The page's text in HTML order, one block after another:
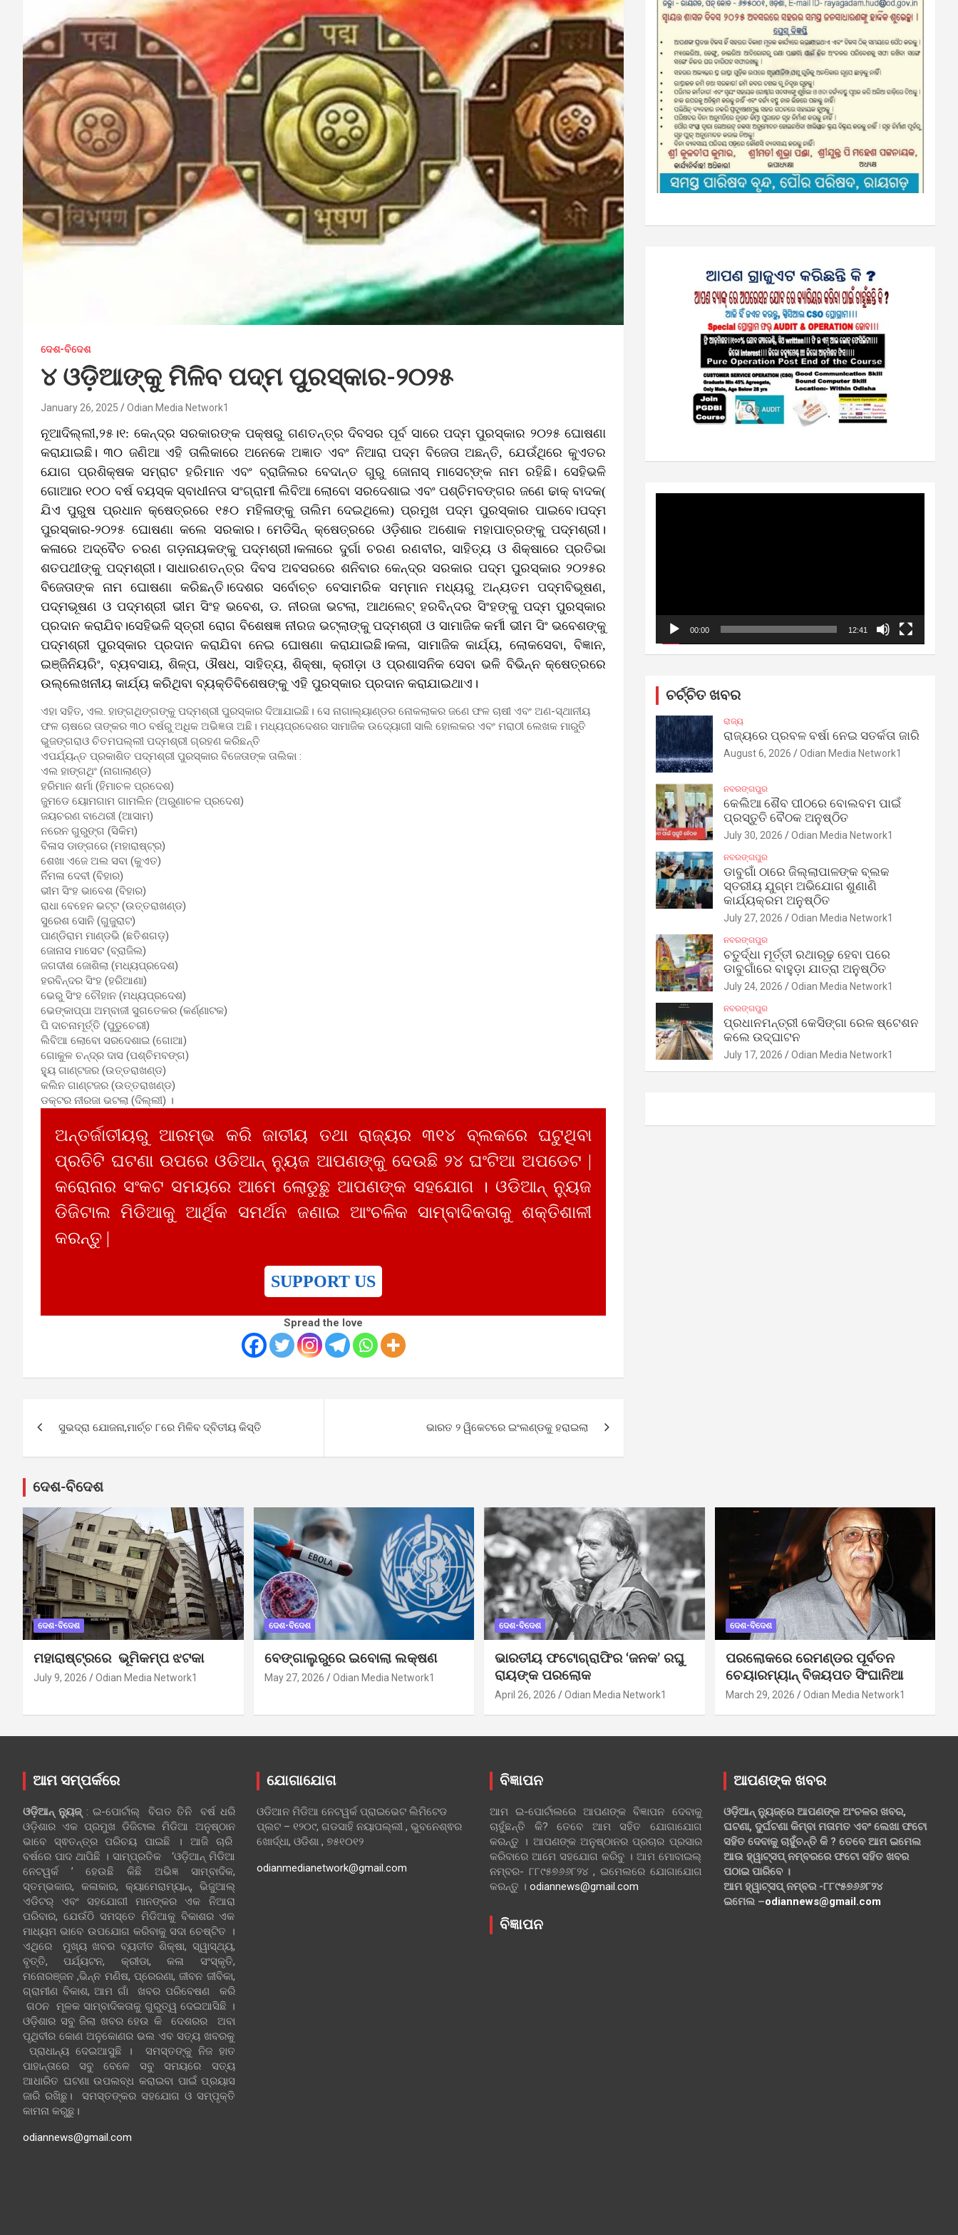
ଦେଶ-ବିଦେଶ
୪ ଓଡ଼ିଆଙ୍କୁ ମିଳିବ ପଦ୍ମ ପୁରସ୍କାର-୨୦୨୫
January 26, 2025 Odian Media Network1
ନୂଆଦିଲ୍ଲୀ,୨୫।୧: କେନ୍ଦ୍ର ସରକାରଙ୍କ ପକ୍ଷରୁ ଗଣତନ୍ତ୍ର ଦିବସର ପୂର୍ବ ସାରେ ପଦ୍ମ ପୁରସ୍କାର ୨୦୨୫ ଘୋଷଣା
କରାଯାଇଛି। ୩୦ ଜଣିଆ ଏହି ତାଲିକାରେ ଅନେକେ ଅଜ୍ଞାତ ଏବଂ ନିଆରା ପଦ୍ମ ବିଜେତା ଅଛନ୍ତି, ଯେଉଁଥିରେ କୁଏତର
ଯୋଗ ପ୍ରଶିକ୍ଷକ ସମ୍ରାଟ ହରିମାନ ଏବଂ ବ୍ରାଜିଲର ବେଦାନ୍ତ ଗୁରୁ ଜୋନାସ୍‌ ମାସେଟ୍‌ଙ୍କ ନାମ ରହିଛି। ସେହିଭଳି
ଗୋଆର ୧୦୦ ବର୍ଷ ବୟସ୍କ ସ୍ବାଧୀନତା ସଂଗ୍ରାମୀ ଲିବିଆ ଲୋବୋ ସରଦେଶାଇ ଏବଂ ପଶ୍ଚିମବଙ୍ଗର ଜଣେ ଢାକ୍‌ ବାଦକ(
ଯିଏ ପୁରୁଷ ପ୍ରଧାନ କ୍ଷେତ୍ରରେ ୧୫୦ ମହିଳାଙ୍କୁ ତାଲିମ ଦେଇଥିଲେ) ପ୍ରମୁଖ ପଦ୍ମ ପୁରସ୍କାର ପାଇବେ।ପଦ୍ମ
ପୁରସ୍କାର-୨୦୨୫ ଘୋଷଣା କଲେ ସରକାର। ମେଡିସିନ୍‌ କ୍ଷେତ୍ରରେ ଓଡ଼ିଶାର ଅଶୋକ ମହାପାତ୍ରଙ୍କୁ ପଦ୍ମଶ୍ରୀ।
କଳାରେ ଅଦ୍ବୈତ ଚରଣ ଗଡ଼ନାୟକଙ୍କୁ ପଦ୍ମଶ୍ରୀ।କଳାରେ ଦୁର୍ଗା ଚରଣ ରଣବୀର, ସାହିତ୍ୟ ଓ ଶିକ୍ଷାରେ ପ୍ରତିଭା
ଶତପଥୀଙ୍କୁ ପଦ୍ମଶ୍ରୀ। ସାଧାରଣତନ୍ତ୍ର ଦିବସ ଅବସରରେ ଶନିବାର କେନ୍ଦ୍ର ସରକାର ପଦ୍ମ ପୁରସ୍କାର ୨୦୨୫ର
ବିଜେତାଙ୍କ ନାମ ଘୋଷଣା କରିଛନ୍ତି।ଦେଶର ସର୍ବୋଚ୍ଚ ବେସାମରିକ ସମ୍ମାନ ମଧ୍ୟରୁ ଅନ୍ୟତମ ପଦ୍ମବିଭୂଷଣ,
ପଦ୍ମଭୂଷଣ ଓ ପଦ୍ମଶ୍ରୀ ଭୀମ ସିଂହ ଭବେଶ, ଡ. ନୀରଜା ଭଟଲା, ଆଥଲେଟ୍ ହରବିନ୍ଦର ସିଂହଙ୍କୁ ପଦ୍ମ ପୁରସ୍କାର
ପ୍ରଦାନ କରାଯିବ।ସେହିଭଳି ସ୍ତ୍ରୀ ରୋଗ ବିଶେଷଜ୍ଞ ନୀରଜ ଭଟ୍‌ଲାଙ୍କୁ ପଦ୍ମଶ୍ରୀ ଓ ସାମାଜିକ କର୍ମୀ ଭୀମ ସିଂ ଭବେଶଙ୍କୁ
ପଦ୍ମଶ୍ରୀ ପୁରସ୍କାର ପ୍ରଦାନ କରାଯିବା ନେଇ ଘୋଷଣା କରାଯାଇଛି।କଳା, ସାମାଜିକ କାର୍ଯ୍ୟ, ଲୋକସେବା, ବିଜ୍ଞାନ,
ଇଞ୍ଜିନିୟରିଂ, ବ୍ୟବସାୟ, ଶିଳ୍ପ, ଔଷଧ, ସାହିତ୍ୟ, ଶିକ୍ଷା, କ୍ରୀଡ଼ା ଓ ପ୍ରଶାସନିକ ସେବା ଭଳି ବିଭିନ୍ନ କ୍ଷେତ୍ରରେ
ଉଲ୍ଲେଖନୀୟ କାର୍ଯ୍ୟ କରିଥିବା ବ୍ୟକ୍ତିବିଶେଷଙ୍କୁ ଏହି ପୁରସ୍କାର ପ୍ରଦାନ କରାଯାଇଥାଏ।
ଏହା ସହିତ, ଏଲ. ହାଙ୍ଗଥିଙ୍ଗଙ୍କୁ ପଦ୍ମଶ୍ରୀ ପୁରସ୍କାର ଦିଆଯାଇଛି। ସେ ନାଗାଲ୍ୟାଣ୍ଡର ନୋକଲାକର ଜଣେ ଫଳ ଚାଷୀ ଏବଂ ଅଣ-ସ୍ଥାନୀୟ
ଫଳ ଚାଷରେ ତାଙ୍କର ୩୦ ବର୍ଷରୁ ଅଧିକ ଅଭିଜ୍ଞତା ଅଛି। ମଧ୍ୟପ୍ରଦେଶର ସାମାଜିକ ଉଦ୍ୟୋଗୀ ସାଲି ହୋଲକର ଏବଂ ମରାଠୀ ଲେଖକ ମାରୁତି
ଭୁଜଙ୍ଗରାଓ ଚିତମପଲ୍ଲୀ ପଦ୍ମଶ୍ରୀ ଗ୍ରହଣ କରିଛନ୍ତି
ଏପର୍ଯ୍ୟନ୍ତ ପ୍ରକାଶିତ ପଦ୍ମଶ୍ରୀ ପୁରସ୍କାର ବିଜେତାଙ୍କ ତାଲିକା :
ଏଲ ହାଙ୍ଗଥିଂ (ନାଗାଲାଣ୍ଡ)
ହରିମାନ ଶର୍ମା (ହିମାଚଳ ପ୍ରଦେଶ)
ଜୁମଡେ ୟୋମଗାମ ଗାମଲିନ (ଅରୁଣାଚଳ ପ୍ରଦେଶ)
ଜୟଚରଣ ବାଥେରୀ (ଆସାମ)
ନରେନ ଗୁରୁଙ୍ଗ (ସିକିମ)
ବିଳାସ ଡାଙ୍ଗରେ (ମହାରାଷ୍ଟ୍ର)
ଶେଖା ଏଜେ ଅଲ ସବା (କୁଏତ)
ର୍ନିମଳା ଦେବୀ (ବିହାର)
ଭୀମ ସିଂହ ଭାବେଶ (ବିହାର)
ରାଧା ବେହେନ ଭଟ୍ଟ (ଉତ୍ତରାଖଣ୍ଡ)
ସୁରେଶ ସୋନି (ଗୁଜୁରାଟ)
ପାଣ୍ଡିରାମ ମାଣ୍ଡଭି (ଛତିଶଗଡ଼)
ଜୋନାସ ମାସେଟ (ବ୍ରାଜିଲ)
ଜଗଦୀଶ ଜୋଶିଲା (ମଧ୍ୟପ୍ରଦେଶ)
ହରବିନ୍ଦର ସିଂହ (ହରିଆଣା)
ଭେରୁ ସିଂହ ଚୌହାନ (ମଧ୍ୟପ୍ରଦେଶ)
ଭେଙ୍କାପ୍ପା ଅମ୍ବାଜୀ ସୁଗତେକର (କର୍ଣ୍ଣାଟକ)
ପି ଦାଚନାମୂର୍ତ୍ତି (ପୁଡୁଚେରୀ)
ଲିବିଆ ଲୋବୋ ସରଦେଶାଇ (ଗୋଆ)
ଗୋକୁଳ ଚନ୍ଦ୍ର ଦାସ (ପଶ୍ଚିମବଙ୍ଗ)
ହ୍ୟୁ ଗାଣ୍ଟଜର (ଉତ୍ତରାଖଣ୍ଡ)
କଲିନ ଗାଣ୍ଟଜର (ଉତ୍ତରାଖଣ୍ଡ)
ଡକ୍ଟର ନୀରଜା ଭଟଲା (ଦିଲ୍ଲୀ) ।
ଅନ୍ତର୍ଜାତୀୟରୁ ଆରମ୍ଭ କରି ଜାତୀୟ ତଥା ରାଜ୍ୟର ୩୧୪ ବ୍ଲକରେ ଘଟୁଥିବା
ପ୍ରତିଟି ଘଟଣା ଉପରେ ଓଡିଆନ୍ ନ୍ୟୁଜ ଆପଣଙ୍କୁ ଦେଉଛି ୨୪ ଘଂଟିଆ ଅପଡେଟ |
କରୋନାର ସଂକଟ ସମୟରେ ଆମେ ଲୋଡୁଛୁ ଆପଣଙ୍କ ସହଯୋଗ । ଓଡିଆନ୍ ନ୍ୟୁଜ
ଡିଜିଟାଲ ମିଡିଆକୁ ଆର୍ଥିକ ସମର୍ଥନ ଜଣାଇ ଆଂଚଳିକ ସାମ୍ବାଦିକତାକୁ ଶକ୍ତିଶାଳୀ
କରନ୍ତୁ |
SUPPORT US
Spread the love
navigation
ସୁଭଦ୍ରା ଯୋଜନା,ମାର୍ଚ୍ଚ ୮ରେ ମିଳିବ ଦ୍ବିତୀୟ କିସ୍ତି ଭାରତ ୨ ୱିକେଟରେ ଇଂଲଣ୍ଡକୁ ହରାଇଲା
00:00 12:41
ଚର୍ଚ୍ଚିତ ଖବର
ରାଜ୍ୟ
ରାଜ୍ୟରେ ପ୍ରବଳ ବର୍ଷା ନେଇ ସତର୍କତା ଜାରି
August 6, 2026 Odian Media Network1
ନବରଙ୍ଗପୁର
କେଲିଆ ଶୈବ ପୀଠରେ ବୋଲବମ ପାଇଁ
ପ୍ରସ୍ତୁତି ବୈଠକ ଅନୁଷ୍ଠିତ
July 30, 2026 Odian Media Network1
ନବରଙ୍ଗପୁର
ଡାବୁଗାଁ ଠାରେ ଜିଲ୍ଲାପାଳଙ୍କ ବ୍ଲକ
ସ୍ତରୀୟ ଯୁଗ୍ମ ଅଭିଯୋଗ ଶୁଣାଣି
କାର୍ଯ୍ୟକ୍ରମ ଅନୁଷ୍ଠିତ
July 27, 2026 Odian Media Network1
ନବରଙ୍ଗପୁର
ଚତୁର୍ଦ୍ଧା ମୂର୍ତ୍ତୀ ରଥାରୂଢ଼ ହେବା ପରେ
ଡାବୁଗାଁରେ ବାହୁଡ଼ା ଯାତ୍ରା ଅନୁଷ୍ଠିତ
July 24, 2026 Odian Media Network1
ନବରଙ୍ଗପୁର
ପ୍ରଧାନମନ୍ତ୍ରୀ କେସିଙ୍ଗା ରେଳ ଷ୍ଟେଶନ
କଲେ ଉଦ୍‌ଘାଟନ
July 17, 2026 Odian Media Network1
ଦେଶ-ବିଦେଶ
ଦେଶ-ବିଦେଶ
ମହାରାଷ୍ଟ୍ରରେ ଭୂମିକମ୍ପ ଝଟକା
July 9, 2026 Odian Media Network1
ଦେଶ-ବିଦେଶ
ବେଙ୍ଗାଲୁରୁରେ ଇବୋଲା ଲକ୍ଷଣ
May 27, 2026 Odian Media Network1
ଦେଶ-ବିଦେଶ
ଭାରତୀୟ ଫଟୋଗ୍ରାଫିର ‘ଜନକ’ ରଘୁ
ରାୟଙ୍କ ପରଲୋକ
April 26, 2026 Odian Media Network1
ଦେଶ-ବିଦେଶ
ପରଲୋକରେ ରେମଣ୍ଡର ପୂର୍ବତନ
ଚେୟାରମ୍ୟାନ୍ ବିଜୟପତ ସିଂଘାନିଆ
March 29, 2026 Odian Media Network1
ଆମ ସମ୍ପର୍କରେ
ଓଡ଼ିଆନ୍‍ ନ୍ୟୁଜ୍‍: ଇ-ପୋର୍ଟାଲ୍ ବିଗତ ତିନି ବର୍ଷ ଧରି
ଓଡ଼ିଶାର ଏକ ପ୍ରମୁଖ ଡିଜିଟାଲ ମିଡିଆ ଅନୁଷ୍ଠାନ
ଭାବେ ସ୍ଵତନ୍ତ୍ର ପରିଚୟ ପାଇଛି । ଆଜି ଚାରି
ବର୍ଷରେ ପାଦ ଥାପିଛି । ସାମ୍ପ୍ରତିକ ‘ଓଡ଼ିଆନ୍‍ ମିଡିଆ
ନେଟୱର୍କ ’ ହେଉଛି କିଛି ଅଭିଜ୍ଞ ସାମ୍ବାଦିକ,
ସ୍ତମ୍ଭକାର, କଳାକାର, କ୍ୟାମେରାମ୍ୟାନ୍, ଭିଜୁଆଲ୍
ଏଡିଟର୍ ଏବଂ ସହଯୋଗୀ ମାନଙ୍କର ଏକ ନିଆରା
ପରିବାର, ଯେଉଁଠି ସମସ୍ତେ ମିଡିଆକୁ ବିକାଶର ଏକ
ମାଧ୍ୟମ ଭାବେ ଉପଯୋଗ କରିବାକୁ ସଦା ଚେଷ୍ଟିତ ।
ଏଥିରେ ମୁଖ୍ୟ ଖବର ବ୍ୟତୀତ ଶିକ୍ଷା, ସ୍ୱାସ୍ଥ୍ୟ,
ବୃତ୍ତି, ପର୍ଯ୍ୟଟନ, କ୍ରୀଡା, କଳା ସଂସ୍କୃତି,
ମନୋରଞ୍ଜନ ,ଭିନ୍ନ ମଣିଷ, ପ୍ରେରଣା, ଜୀବନ ଜୀବିକା,
ଗ୍ରାମୀଣ ବିକାଶ, ଆମ ଗାଁ ଖବର ପରିବେଷଣ କରି
ଗଠନ ମୂଳକ ସାମ୍ବାଦିକତାକୁ ଗୁରୁତ୍ୱ ଦେଇଆସିଛି ।
ଓଡ଼ିଶାର ସବୁ ଜିଲା ଖବର ହେଉ କି ଦେଶରର ଅବା
ପୃଥିବୀର କୋଣ ଅନୁକୋଣର ଭଲ ଏବ ସତ୍ୟ ଖବରକୁ
ପ୍ରାଧାନ୍ୟ ଦେଇଆସୁଛି । ସମସ୍ତଙ୍କୁ ନିଜ ହାତ
ପାହାନ୍ତାରେ ସବୁ ବେଳେ ସବୁ ସମୟରେ ସତ୍ୟ
ଆଧାରିତ ଘଟଣା ଉପଲବ୍ଧ କରାଇବା ପାଇଁ ପ୍ରୟାସ
ଜାରି ରଖିଛୁ। ସମସ୍ତଙ୍କର ସହଯୋଗ ଓ ସମ୍ପୃକ୍ତି
କାମନା କରୁଛୁ।
odiannews@gmail.com
ଯୋଗାଯୋଗ
ଓଡିଆନ ମିଡିଆ ନେଟୱର୍କ ପ୍ରାଇଭେଟ ଲିମିଟେଡ
ପ୍ଲଟ – ୧୨୦୯, ଗଡସାହି ନୟାପଲ୍ଲୀ , ଭୁବନେଶ୍ଵର
ଖୋର୍ଦ୍ଧା, ଓଡିଶା , ୭୫୧୦୧୨
odianmedianetwork@gmail.com
ବିଜ୍ଞାପନ
ଆମ ଇ-ପୋର୍ଟାଲରେ ଆପଣଙ୍କ ବିଜ୍ଞାପନ ଦେବାକୁ
ଚାହୁଁଛନ୍ତି କି? ତେବେ ଆମ ସହିତ ଯୋଗାଯୋଗ
କରନ୍ତୁ । ଆପଣଙ୍କ ଅନୁଷ୍ଠାନର ପ୍ରଚାର ପ୍ରସାର
କରିବାରେ ଆମେ ସହଯୋଗ କରିବୁ । ଆମ ମୋବାଇଲ୍
ନମ୍ବର- ୮୮୯୫୭୬୬୮୨୪ , ଇମେଲରେ ଯୋଗାଯୋଗ
କରନ୍ତୁ । odiannews@gmail.com
ବିଜ୍ଞାପନ
ଆପଣଙ୍କ ଖବର
ଓଡ଼ିଆନ୍ ନ୍ୟୁଜ୍‌ରେ ଆପଣଙ୍କ ଅଂଚଳର ଖବର,
ଘଟଣା, ଦୁର୍ଘଟଣା କିମ୍ବା ମତାମତ ଏବଂ ଲେଖା ଫଟୋ
ସହିତ ଦେବାକୁ ଚାହୁଁଚନ୍ତି କି ? ତେବେ ଆମ ଇମେଲ
ଆଉ ହ୍ୱାଟ୍‌ସପ୍ ନମ୍ବରରେ ଫଟୋ ସହିତ ଖବର
ପଠାଇ ପାରିବେ ।
ଆମ ହ୍ୱାଟ୍‌ସପ୍ ନମ୍ବର -୮୮୯୫୭୬୬୮୨୪
ଇମେଲ –odiannews@gmail.com